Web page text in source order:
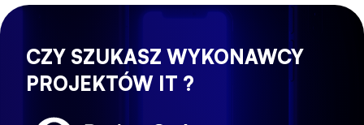
CZY SZUKASZ WYKONAWCY
PROJEKTÓW IT ?